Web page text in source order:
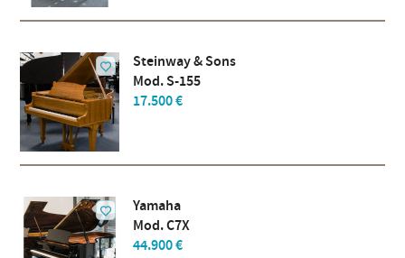
Steinway & Sons
Mod. S-155
17.500 €
Yamaha
Mod. C7X
44.900 €